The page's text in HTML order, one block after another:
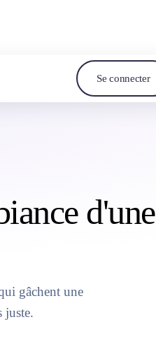
Se connecter
d'une
gâchent une
juste.